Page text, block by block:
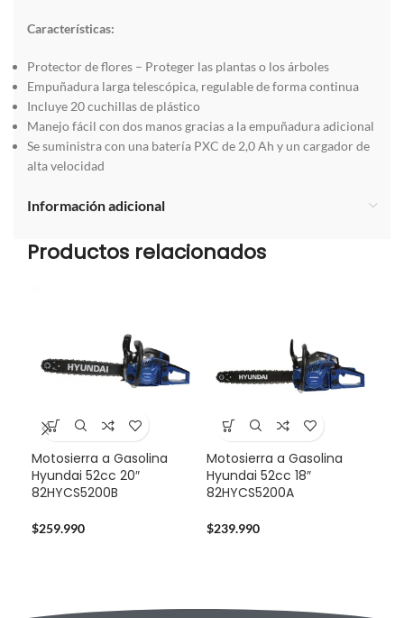
Características:
Protector de flores – Proteger las plantas o los árboles
Empuñadura larga telescópica, regulable de forma continua
Incluye 20 cuchillas de plástico
Manejo fácil con dos manos gracias a la empuñadura adicional
Se suministra con una batería PXC de 2,0 Ah y un cargador de
alta velocidad
Información adicional
Productos relacionados
Motosierra a Gasolina
Hyundai 52cc 20″
82HYCS5200B
$259.990
Motosierra a Gasolina
Hyundai 52cc 18″
82HYCS5200A
$239.990